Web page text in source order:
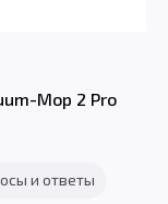
Mop 2 Pro
и ответы